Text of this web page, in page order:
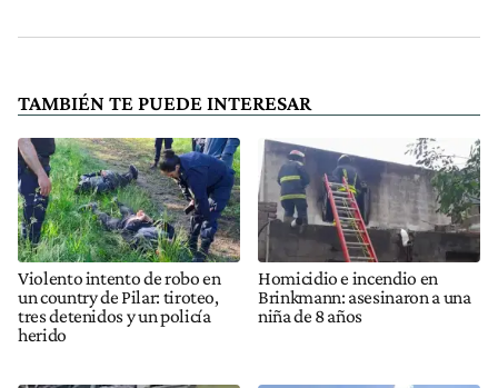
TAMBIÉN TE PUEDE INTERESAR
Violento intento de robo en
un country de Pilar: tiroteo,
tres detenidos y un policía
herido
Homicidio e incendio en
Brinkmann: asesinaron a una
niña de 8 años